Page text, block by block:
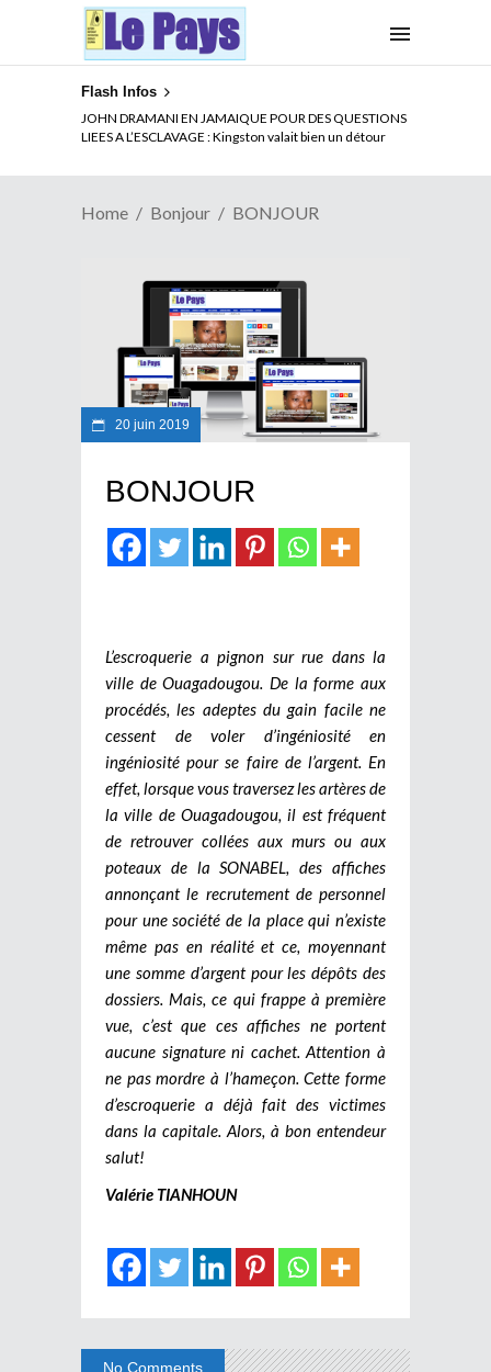
Flash Infos
JOHN DRAMANI EN JAMAIQUE POUR DES QUESTIONS
LIEES A L’ESCLAVAGE : Kingston valait bien un détour
Home Bonjour BONJOUR
20 juin 2019
BONJOUR
L’escroquerie a pignon sur rue dans la
ville de Ouagadougou. De la forme aux
procédés, les adeptes du gain facile ne
cessent de voler d’ingéniosité en
ingéniosité pour se faire de l’argent. En
effet, lorsque vous traversez les artères de
la ville de Ouagadougou, il est fréquent
de retrouver collées aux murs ou aux
poteaux de la SONABEL, des affiches
annonçant le recrutement de personnel
pour une société de la place qui n’existe
même pas en réalité et ce, moyennant
une somme d’argent pour les dépôts des
dossiers. Mais, ce qui frappe à première
vue, c’est que ces affiches ne portent
aucune signature ni cachet. Attention à
ne pas mordre à l’hameçon. Cette forme
d’escroquerie a déjà fait des victimes
dans la capitale. Alors, à bon entendeur
salut!
Valérie TIANHOUN
No Comments